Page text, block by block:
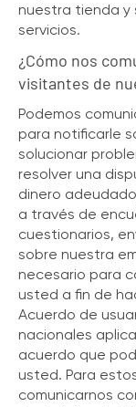
nuestra tienda y
servicios.
¿Cómo nos
visitantes de
Podemos
para notificarle
solucionar
resolver una
dinero
a través de
cuestionarios,
sobre nuestra
necesario para
usted a fin de
Acuerdo de
nacionales
acuerdo que
usted. Para
comunicarnos